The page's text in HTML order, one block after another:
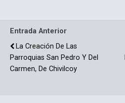
k
Entrada Anterior
La Creación De Las
Parroquias San Pedro Y Del
Carmen, De Chivilcoy